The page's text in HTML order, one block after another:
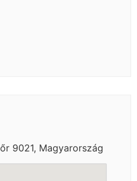
9021, Magyarország